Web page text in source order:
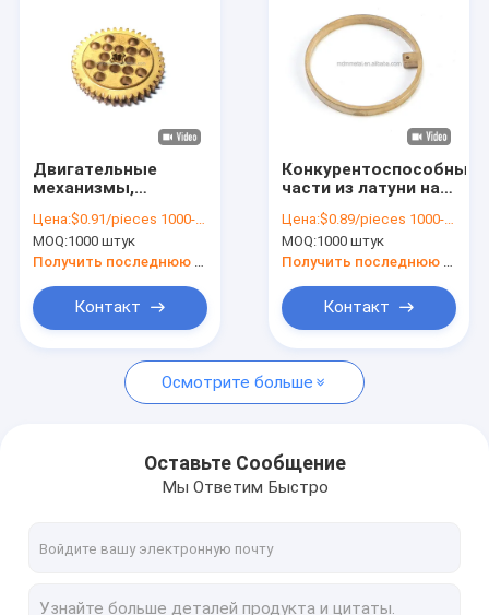
Видеозаписи
О нас
Свяжитесь с нами
Новости
Запросите цитату
Части для формования с помощью впрыска порошка
Двигательные
механизмы,
металлургического
порошка
Цена:$0.91/pieces 1000-4999 pieces
MOQ:1000 штук
Получить последнюю цену
Контакт
Конкурентоспособные
части из латуни на
синтезации
порошковой
металлургии
нержавеющей
стали
Цена:$0.89/pieces 1000-4999 pieces
MOQ:1000 штук
Получить последнюю цену
Контакт
Осмотрите больше
Оставьте Сообщение
Мы Ответим Быстро